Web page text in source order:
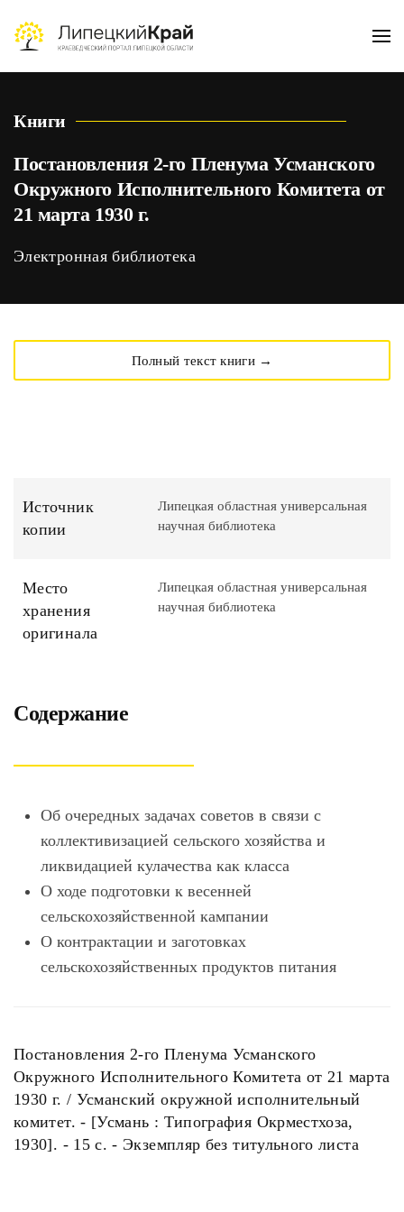
Skip to main content
Книги
Постановления 2-го Пленума Усманского
Окружного Исполнительного Комитета от
21 марта 1930 г.
Электронная библиотека
Полный текст книги →
Источник
копии
Липецкая областная универсальная
научная библиотека
Место
хранения
оригинала
Липецкая областная универсальная
научная библиотека
Содержание
Об очередных задачах советов в связи с
коллективизацией сельского хозяйства и
ликвидацией кулачества как класса
О ходе подготовки к весенней
сельскохозяйственной кампании
О контрактации и заготовках
сельскохозяйственных продуктов питания
Постановления 2-го Пленума Усманского
Окружного Исполнительного Комитета от 21 марта
1930 г. / Усманский окружной исполнительный
комитет. - [Усмань : Типография Окрместхоза,
1930]. - 15 с. - Экземпляр без титульного листа